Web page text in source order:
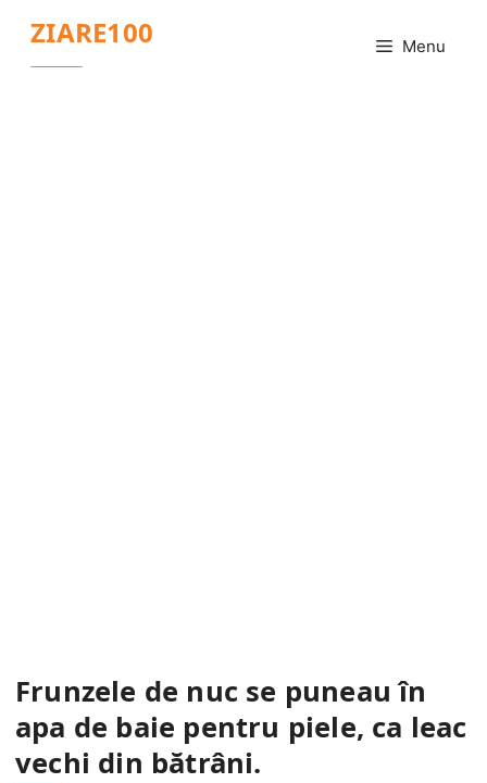
conținut
ZIARE100 Menu
Frunzele de nuc se puneau în
apa de baie pentru piele, ca leac
vechi din bătrâni.